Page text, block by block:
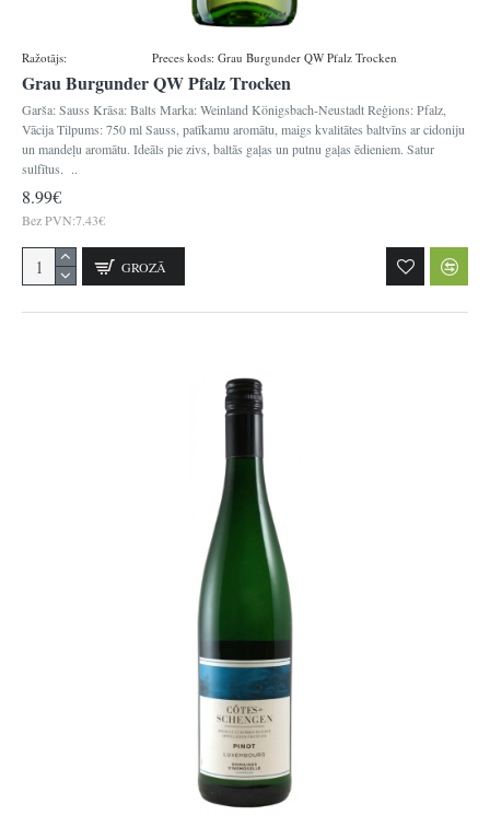
Ražotājs: Preces kods: Grau Burgunder QW Pfalz Trocken
Grau Burgunder QW Pfalz Trocken
Garša: Sauss Krāsa: Balts Marka: Weinland Königsbach-Neustadt Reģions: Pfalz,
Vācija Tilpums: 750 ml Sauss, patīkamu aromātu, maigs kvalitātes baltvīns ar cidoniju
un mandeļu aromātu. Ideāls pie zivs, baltās gaļas un putnu gaļas ēdieniem. Satur
sulfītus. ..
8.99€
Bez PVN:7.43€
GROZĀ